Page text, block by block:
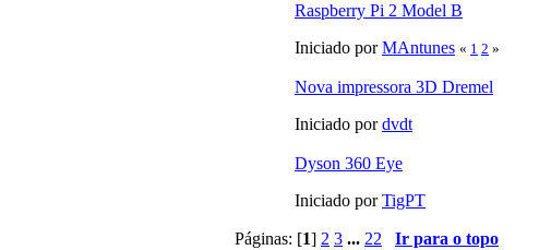
Raspberry Pi 2 Model B
Iniciado porMAntunes « 1 2 »
Nova impressora 3D Dremel
Iniciado pordvdt
Dyson 360 Eye
Iniciado porTigPT
Páginas: [1] 2 3 ... 22
Ir para o topo